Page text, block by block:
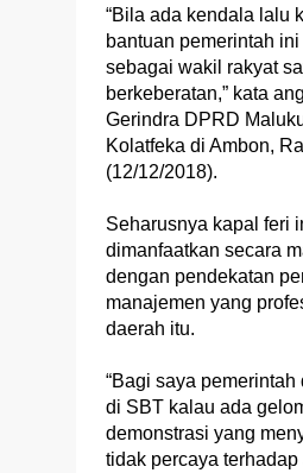
“Bila ada kendala lalu
bantuan pemerintah
sebagai wakil rakyat
berkeberatan,” kata
Gerindra DPRD
Kolatfeka di Ambon,
(12/12/2018).
Seharusnya kapal feri
dimanfaatkan secara
dengan pendekatan
manajemen yang
daerah itu.
“Bagi saya pemerintah
di SBT kalau ada
demonstrasi yang
tidak percaya terhadap